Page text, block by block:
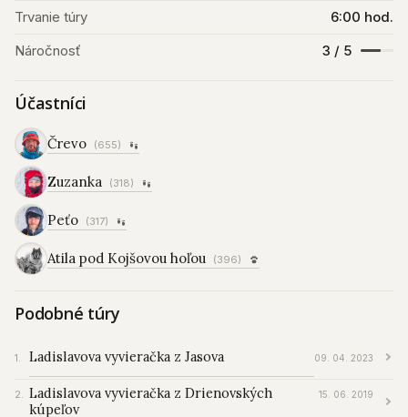
Trvanie túry
6:00 hod.
Náročnosť
3 / 5
Účastníci
Črevo (655)
Zuzanka (318)
Peťo (317)
Atila pod Kojšovou hoľou (396)
Podobné túry
Ladislavova vyvieračka z Jasova 09. 04. 2023
Ladislavova vyvieračka z Drienovských
kúpeľov
15. 06. 2019